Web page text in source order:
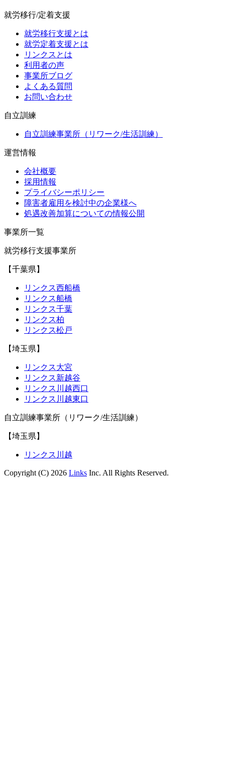
就労移行/定着支援
就労移行支援とは
就労定着支援とは
リンクスとは
利用者の声
事業所ブログ
よくある質問
お問い合わせ
自立訓練
自立訓練事業所（リワーク/生活訓練）
運営情報
会社概要
採用情報
プライバシーポリシー
障害者雇用を検討中の企業様へ
処遇改善加算についての情報公開
事業所一覧
就労移行支援事業所
【千葉県】
リンクス西船橋
リンクス船橋
リンクス千葉
リンクス柏
リンクス松戸
【埼玉県】
リンクス大宮
リンクス新越谷
リンクス川越西口
リンクス川越東口
自立訓練事業所（リワーク/生活訓練）
【埼玉県】
リンクス川越
Copyright (C) 2026 Links Inc. All Rights Reserved.